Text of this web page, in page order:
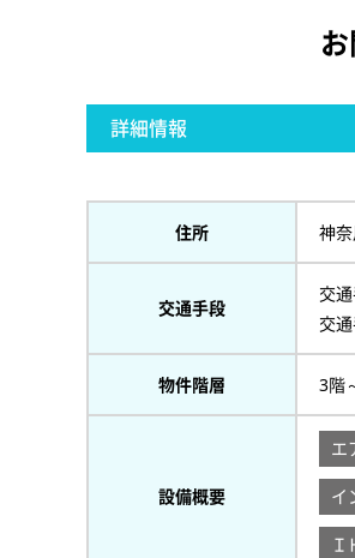
詳細情報
住所 神
交通手段
交
交
物件階層 3階
設備概要
エ
イ
Ｉ